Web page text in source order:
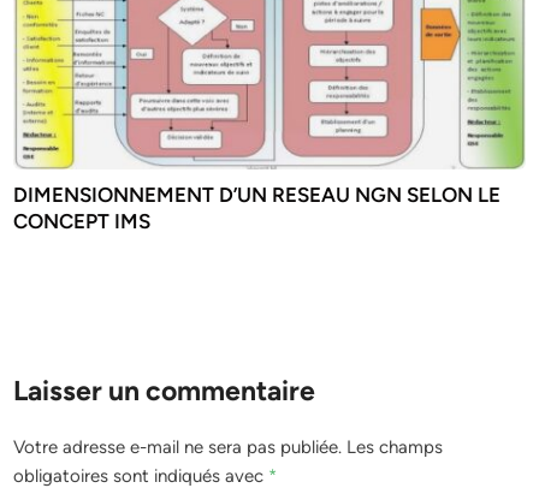
DIMENSIONNEMENT D’UN RESEAU NGN SELON LE
CONCEPT IMS
Laisser un commentaire
Votre adresse e-mail ne sera pas publiée. Les champs
obligatoires sont indiqués avec *